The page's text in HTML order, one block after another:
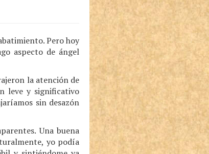
Pero hoy
aspecto de ángel
la atención de
leve y significativo
sin desazón
Una buena
yo podía